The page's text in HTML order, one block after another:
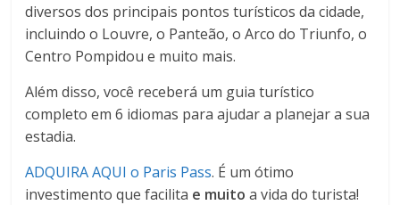
diversos dos principais pontos turísticos da cidade,
incluindo o Louvre, o Panteão, o Arco do Triunfo, o
Centro Pompidou e muito mais.
Além disso, você receberá um guia turístico
completo em 6 idiomas para ajudar a planejar a sua
estadia.
ADQUIRA AQUI o Paris Pass. É um ótimo
investimento quefacilita e muito a vida do turista!